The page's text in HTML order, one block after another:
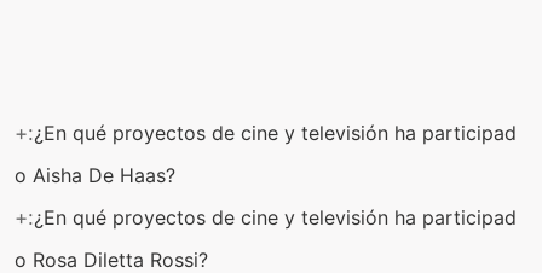
+:¿En qué proyectos de cine y televisión ha participad
o Aisha De Haas?
+:¿En qué proyectos de cine y televisión ha participad
o Rosa Diletta Rossi?